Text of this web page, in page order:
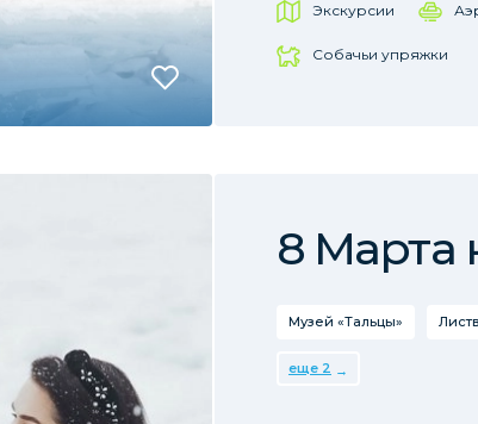
Экскурсии
Собачьи упряжки
8 Марта
Музей «Тальцы»
еще 2